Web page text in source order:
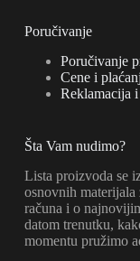
Poručivanje
Poručivanje
Cene i
Reklamacija
Šta Vam nudimo?
Lista proizvoda se
osnovnih
računa i o
datom trenutku,
momentu pružimo